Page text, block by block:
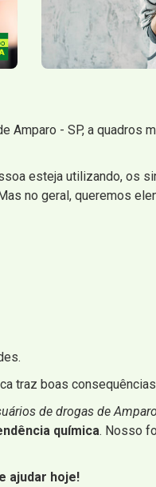
Amparo - SP, a quadros
esteja utilizando, os
no geral, queremos
traz boas
de drogas de
química. Nosso
ajudar hoje!